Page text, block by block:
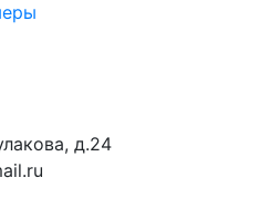
д.24